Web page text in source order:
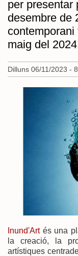
per presentar
desembre de
maig del
Dilluns 06/11/2023 -
Inund'Art és una
la creació, la
artístiques